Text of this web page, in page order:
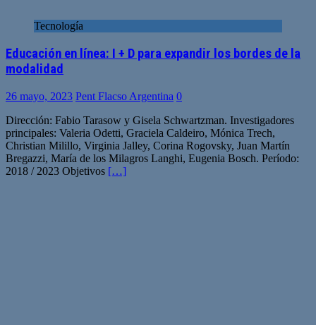
Tecnología
Educación en línea: I + D para expandir los bordes de la
modalidad
26 mayo, 2023 Pent Flacso Argentina 0
Dirección: Fabio Tarasow y Gisela Schwartzman. Investigadores
principales: Valeria Odetti, Graciela Caldeiro, Mónica Trech,
Christian Milillo, Virginia Jalley, Corina Rogovsky, Juan Martín
Bregazzi, María de los Milagros Langhi, Eugenia Bosch. Período:
2018 / 2023 Objetivos […]